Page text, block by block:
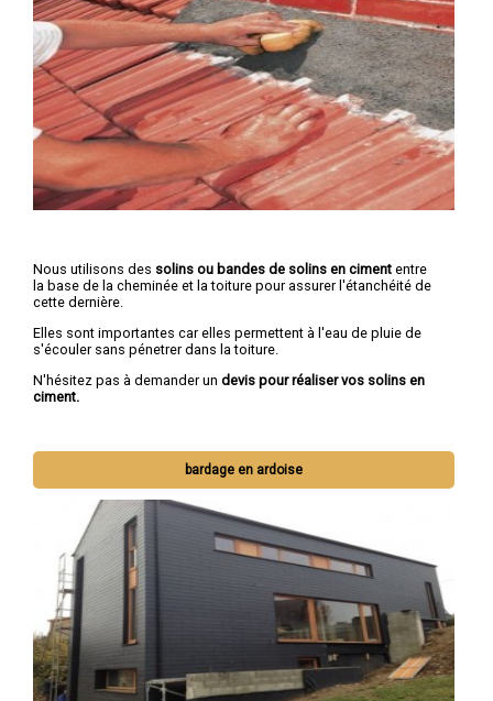
Nous utilisons des solins ou bandes de solins en ciment entre
la base de la cheminée et la toiture pour assurer l'étanchéité de
cette dernière.
Elles sont importantes car elles permettent à l'eau de pluie de
s'écouler sans pénetrer dans la toiture.
N'hésitez pas à demander un devis pour réaliser vos solins en
ciment.
bardage en ardoise